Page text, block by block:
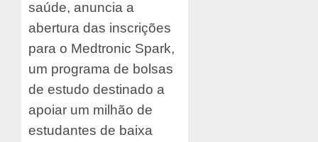
saúde, anuncia a
abertura das inscrições
para o Medtronic Spark,
um programa de bolsas
de estudo destinado a
apoiar um milhão de
estudantes de baixa